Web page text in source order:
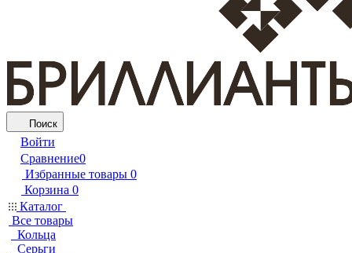
Поиск
Войти
Сравнение0
Избранные товары 0
Корзина 0
Каталог
Все товары
Кольца
Серьги